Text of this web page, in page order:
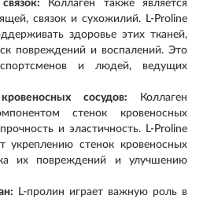
Коллаген также является
связок и сухожилий. L-Proline
здоровье этих тканей,
повреждений и воспалений. Это
и людей, ведущих
сосудов:
Коллаген
стенок кровеносных
и эластичность. L-Proline
укреплению стенок кровеносных
их повреждений и улучшению
L-пролин играет важную роль в